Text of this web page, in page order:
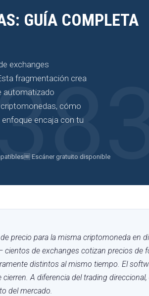
GUÍA COMPLETA
exchanges
fragmentación crea
automatizado
cómo
encaja con tu
🆓 Escáner gratuito disponible
precio para la misma criptomoneda en
de exchanges cotizan precios de
distintos al mismo tiempo. El
A diferencia del trading direccional,
del mercado.